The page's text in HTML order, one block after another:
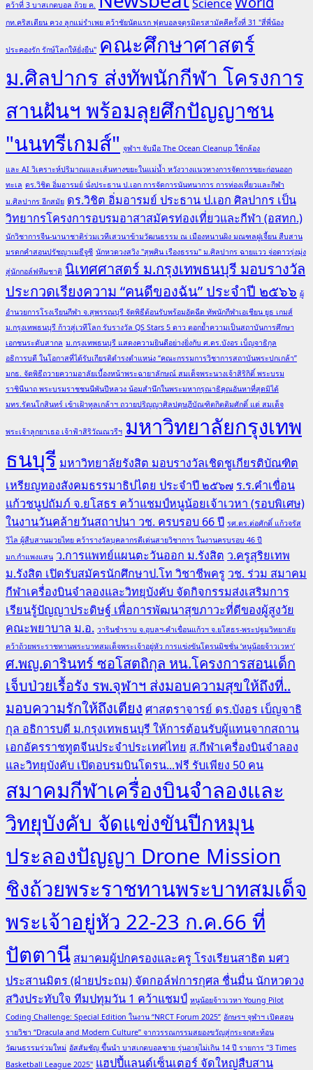
คว้าที่ 3 บาสเกตบอล ถ้วย ค. Science
กท.คริสเตียน ควง ลูกแม่รำเพย คว้าชัยนัดแรก ฟุตบอลจตุรมิตรสามัคคีครั้งที่ 31 "สี่พี่น้อง
ประคองรัก รักษ์โลกให้ยั่งยืน" คณะศึกษาศาสตร์
ม.ศิลปากร ส่งทัพนักกีฬา โครงการ
สานฝันฯ พร้อมลุยศึกปัญญาชน
"นนทรีเกมส์" จุฬาฯ จับมือ The Ocean Cleanup ใช้กล้อง
และ AI วิเคราะห์ปริมาณและเส้นทางขยะในแม่น้ำ หวังวางแนวทางการจัดการขยะก่อนออก
ทะเล ดร.วิชิต อิ่มอารมย์ นั่งประธาน ป.เอก การจัดการนันทนาการ การท่องเที่ยวและกีฬา
ม.ศิลปากร อีกสมัย ดร.วิชิต อิ่มอารมย์ ประธาน ป.เอก ศิลปากร เป็น
วิทยากรโครงการอบรมอาสาสมัครท่องเที่ยวและกีฬา (อสทก.)
นักวิชาการจีน-นานาชาติร่วมเวทีเสวนาข้ามวัฒนธรรม ณ เมืองหนานผิง มณฑลฝูเจี้ยน สืบสาน
มรดกคำสอนปรัชญาเมธีจูซี นักหวดวงสวิง "สุพศิน เรืองธรรม" ม.ศิลปากร ฉายแวว จ่อดาวรุ่งมุ่ง
สู่นักกอล์ฟทีมชาติ นิเทศศาสตร์ ม.กรุงเทพธนบุรี มอบรางวัล
ประกวดเรียงความ “คนดีของฉัน” ประจำปี ๒๕๖๖ ผู้
อำนวยการโรงเรียนกีฬา จ.สุพรรณบุรี จัดพิธีต้อนรับพร้อมอัดฉีด ทัพนักกีฬาเอเชียน ยูธ เกมส์
ม.กรุงเทพธนบุรี ก้าวสู่เวทีโลก รับรางวัล QS Stars 5 ดาว ตอกย้ำความเป็นสถาบันการศึกษา
เอกชนระดับสากล ม.กรุงเทพธนบุรี แสดงความยินดีอย่างยิ่งกับ ศ.ดร.บังอร เบ็ญจาธิกุล
อธิการบดี ในโอกาสที่ได้รับเกียรติดำรงตำแหน่ง “คณะกรรมการวิชาการสถาบันพระปกเกล้า”
มกธ. จัดพิธีถวายความอาลัยเบื้องหน้าพระฉายาลักษณ์ สมเด็จพระนางเจ้าสิริกิติ์ พระบรม
ราชินีนาถ พระบรมราชชนนีพันปีหลวง น้อมสำนึกในพระมหากรุณาธิคุณอันหาที่สุดมิได้
มทร.รัตนโกสินทร์ เข้าเฝ้าทูลเกล้าฯ ถวายปริญญาศิลปดุษฎีบัณฑิตกิตติมศักดิ์ แด่ สมเด็จ
พระเจ้าลูกยาเธอ เจ้าฟ้าสิริวัณณวรีฯ มหาวิทยาลัยกรุงเทพ
ธนบุรี มหาวิทยาลัยรังสิต มอบรางวัลเชิดชูเกียรติบัณฑิต
เหรียญทองสังคมธรรมาธิปไตย ประจำปี ๒๕๖๗ ร.ร.คำเขื่อน
แก้วชนูปถัมภ์ จ.ยโสธร คว้าแชมป์หนูน้อยเจ้าเวหา (รอบพิเศษ)
ในงานวันคล้ายวันสถาปนา วช. ครบรอบ 66 ปี รศ.ดร.ต่อศักดิ์ แก้วจรัส
วิไล ผู้สืบสานมวยไทย คว้ารางวัลบุคลากรดีเด่นสายวิชาการ ในงานครบรอบ 46 ปี
มก.กำแพงแสน ว.การแพทย์แผนตะวันออก ม.รังสิต ว.ครูสุริยเทพ
ม.รังสิต เปิดรับสมัครนักศึกษาป.โท วิชาชีพครู วช. ร่วม สมาคม
กีฬาเครื่องบินจำลองและวิทยุบังคับ จัดกิจกรรมส่งเสริมการ
เรียนรู้ปัญญาประดิษฐ์ เพื่อการพัฒนาสุขภาวะที่ดีของผู้สูงวัย
คณะพยาบาล ม.อ. วารินชำราบ จ.อุบลฯ-คำเขื่อนแก้วฯ จ.ยโสธร-พระปฐมวิทยาลัย
คว้าถ้วยพระราชทานพระบาทสมเด็จพระเจ้าอยู่หัว การแข่งขันโดรนมิชชั่น ‘หนูน้อยจ้าวเวหา’
ศ.พญ.ดารินทร์ ซอโสตถิกุล หน.โครงการสอนเด็ก
เจ็บป่วยเรื้อรัง รพ.จุฬาฯ ส่งมอบความสุขให้ถึงที่..
มอบความรักให้ถึงเตียง ศาสตราจารย์ ดร.บังอร เบ็ญจาธิ
กุล อธิการบดี ม.กรุงเทพธนบุรี ให้การต้อนรับผู้แทนจากสถาน
เอกอัครราชทูตจีนประจำประเทศไทย ส.กีฬาเครื่องบินจำลอง
และวิทยุบังคับ เปิดอบรมบินโดรน...ฟรี รับเพียง 50 คน
สมาคมกีฬาเครื่องบินจำลองและ
วิทยุบังคับ จัดแข่งขันปีกหมุน
ประลองปัญญา Drone Mission
ชิงถ้วยพระราชทานพระบาทสมเด็จ
พระเจ้าอยู่หัว 22-23 ก.ค.66 ที่
ปัตตานี สมาคมผู้ปกครองและครู โรงเรียนสาธิต มศว
ประสานมิตร (ฝ่ายประถม) จัดกอล์ฟการกุศล ชื่นมื่น นักหวดวง
สวิงประทับใจ ทีมปทุมวัน 1 คว้าแชมป์ หนูน้อยจ้าวเวหา Young Pilot
Coding Challenge: Special Edition ในงาน “NRCT Forum 2025” อักษรฯ จุฬาฯ เปิดสอน
รายวิชา “Dracula and Modern Culture” จากวรรณกรรมสยองขวัญสู่กระจกสะท้อน
วัฒนธรรมร่วมใหม่ อัสสัมชัญ ขึ้นนำ บาสเกตบอลชาย รุ่นอายุไม่เกิน 14 ปี รายการ "3 Times
Basketball League 2025" แฮปปี้แลนด์เซ็นเตอร์ จัดใหญ่สืบสาน